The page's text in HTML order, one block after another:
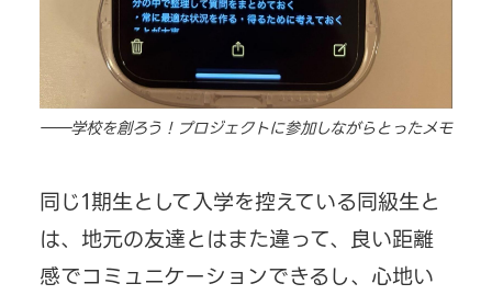
――学校を創ろう！プロジェクトに参加しながらとったメモ
同じ1期生として入学を控えている同級生と
は、地元の友達とはまた違って、良い距離
感でコミュニケーションできるし、心地い